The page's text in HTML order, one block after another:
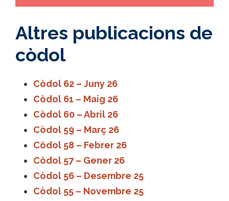
Altres publicacions de
còdol
Còdol 62 – Juny 26
Còdol 61 – Maig 26
Còdol 60 – Abril 26
Còdol 59 – Març 26
Còdol 58 – Febrer 26
Còdol 57 – Gener 26
Còdol 56 – Desembre 25
Còdol 55 – Novembre 25